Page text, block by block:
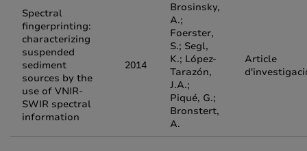
Spectral
fingerprinting:
characterizing
suspended
sediment
sources by the
use of VNIR-
SWIR spectral
information
2014
Brosinsky,
A.;
Foerster,
S.; Segl,
K.; López-
Tarazón,
J.A.;
Piqué, G.;
Bronstert,
A.
Article